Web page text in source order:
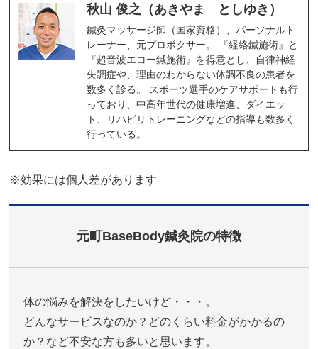
秋山 俊之（あきやま としゆき）
鍼灸マッサージ師（国家資格）、パーソナルト
レーナー、元プロボクサー。 『経絡鍼施術』と
『超音波エコー鍼施術』を得意とし、自律神経
失調症や、理由のわからない体調不良の患者を
数多く診る。 スポーツ選手のケアサポートも行
っており、中高年世代の健康増進、ダイエッ
ト、リハビリトレーニングなどの指導も数多く
行っている。
※効果には個人差があります
元町BaseBody鍼灸院の特徴
体の悩みを解決をしたいけど・・・。
どんなサービスなのか？どのくらい料金がかかるの
か？など不安な方も多いと思います。